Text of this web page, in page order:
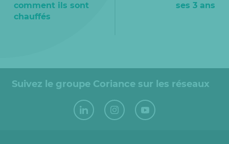
comment ils sont
chauffés
ses 3 ans
Suivez le groupe Coriance sur les réseaux